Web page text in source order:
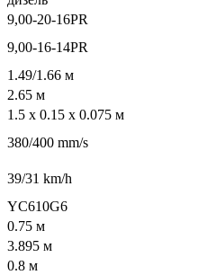
9,00-20-16PR
9,00-16-14PR
1.49/1.66 м
2.65 м
1.5 x 0.15 x 0.075 м
380/400 mm/s
39/31 km/h
YC610G6
0.75 м
3.895 м
0.8 м